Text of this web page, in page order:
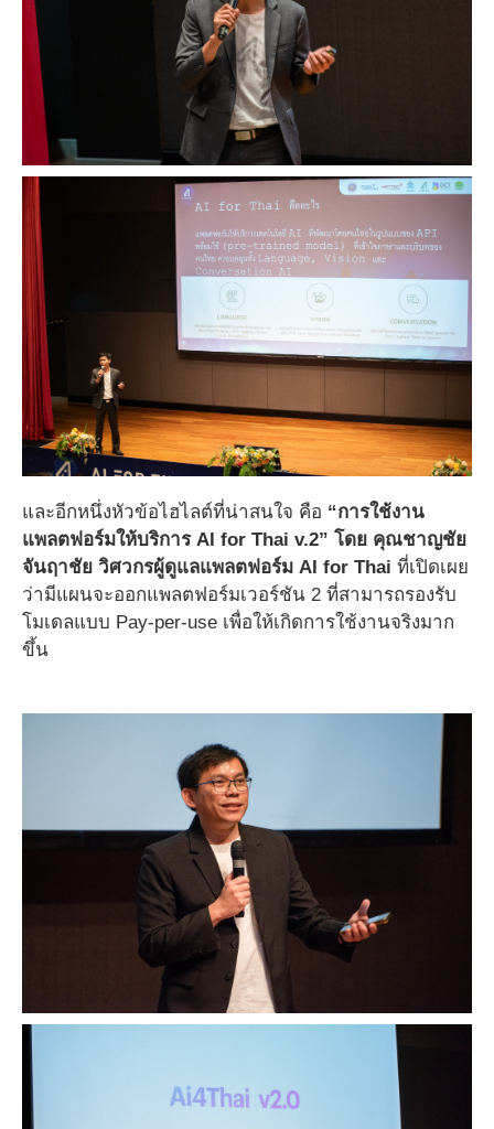
และอีกหนึ่งหัวข้อไฮไลต์ที่น่าสนใจ คือ “การใช้งาน
แพลตฟอร์มให้บริการ AI for Thai v.2” โดย คุณชาญชัย
จันฤาชัย วิศวกรผู้ดูแลแพลตฟอร์ม AI for Thai ที่เปิดเผย
ว่ามีแผนจะออกแพลตฟอร์มเวอร์ชัน 2 ที่สามารถรองรับ
โมเดลแบบ Pay-per-use เพื่อให้เกิดการใช้งานจริงมาก
ขึ้น